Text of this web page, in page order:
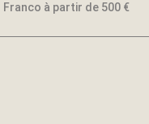
Franco à partir de 500 €